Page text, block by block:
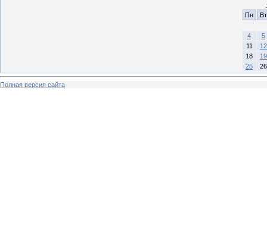
Пн
Вт
4
5
11
12
18
19
25
26
Полная версия сайта